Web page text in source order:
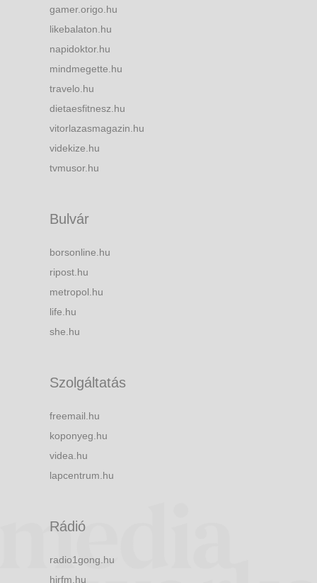
gamer.origo.hu
likebalaton.hu
napidoktor.hu
mindmegette.hu
travelo.hu
dietaesfitnesz.hu
vitorlazasmagazin.hu
videkize.hu
tvmusor.hu
Bulvár
borsonline.hu
ripost.hu
metropol.hu
life.hu
she.hu
Szolgáltatás
freemail.hu
koponyeg.hu
videa.hu
lapcentrum.hu
Rádió
radio1gong.hu
hirfm.hu